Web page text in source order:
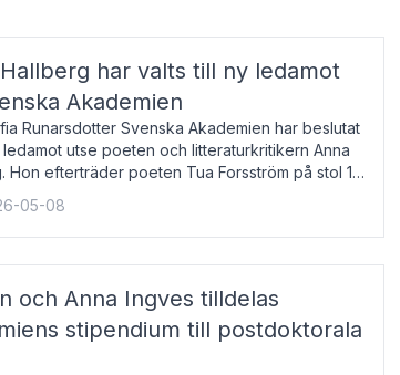
har valts till ny ledamot
Akademien
Runarsdotter Svenska Akademien har beslutat
ledamot utse poeten och litteraturkritikern Anna
Hon efterträder poeten Tua Forsström på stol 18
att ta sitt inträde vid Akademiens
05-08
och Anna Ingves tilldelas
stipendium till postdoktorala